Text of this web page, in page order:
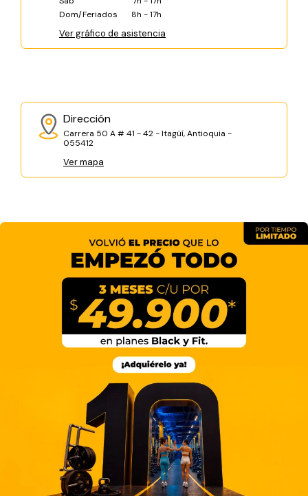
Dom/Feriados
8h - 17h
Ver gráfico de asistencia
Dirección
Carrera 50 A # 41 - 42 - Itagüí, Antioquia -
055412
Ver mapa